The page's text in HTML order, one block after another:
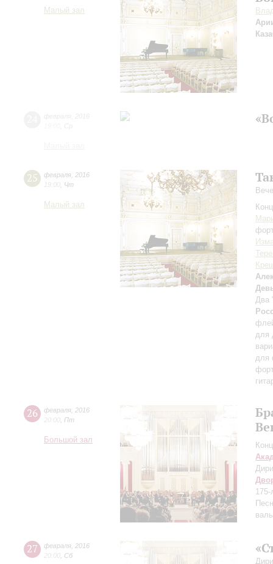
Малый зал
25 февраля 2016
19:00 Чт
Малый зал
Два
для
для
26 февраля 2016
20:00 Пт
Большой зал
27 февраля 2016
20:00 Сб